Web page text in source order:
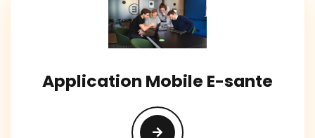
Application Mobile E-sante